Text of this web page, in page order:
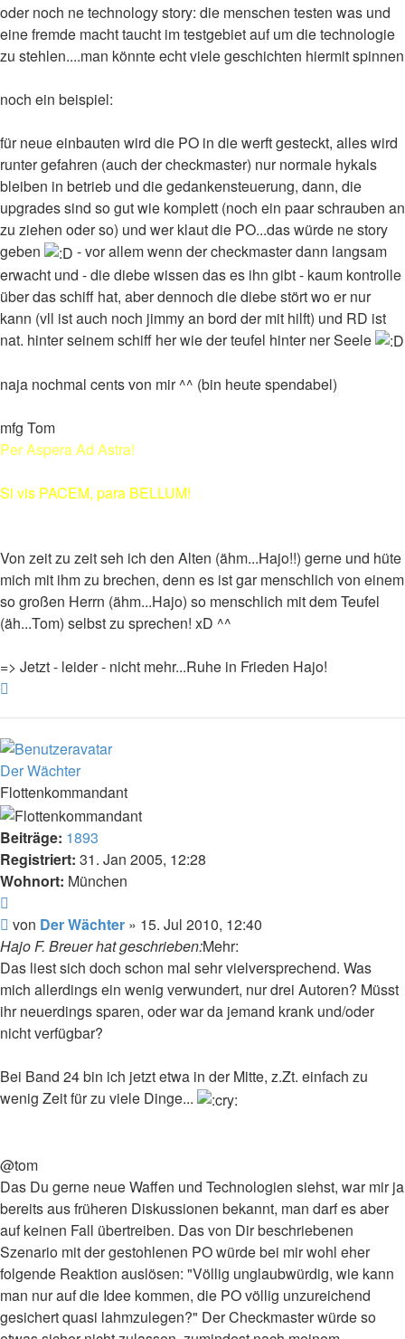
oder noch ne technology story: die menschen testen was und
eine fremde macht taucht im testgebiet auf um die technologie
zu stehlen....man könnte echt viele geschichten hiermit spinnen
noch ein beispiel:
für neue einbauten wird die PO in die werft gesteckt, alles wird
runter gefahren (auch der checkmaster) nur normale hykals
bleiben in betrieb und die gedankensteuerung, dann, die
upgrades sind so gut wie komplett (noch ein paar schrauben an
zu ziehen oder so) und wer klaut die PO...das würde ne story
geben
- vor allem wenn der checkmaster dann langsam
erwacht und - die diebe wissen das es ihn gibt - kaum kontrolle
über das schiff hat, aber dennoch die diebe stört wo er nur
kann (vll ist auch noch jimmy an bord der mit hilft) und RD ist
nat. hinter seinem schiff her wie der teufel hinter ner Seele
naja nochmal cents von mir ^^ (bin heute spendabel)
mfg Tom
Per Aspera Ad Astra!
Si vis PACEM, para BELLUM!
Von zeit zu zeit seh ich den Alten (ähm...Hajo!!) gerne und hüte
mich mit ihm zu brechen, denn es ist gar menschlich von einem
so großen Herrn (ähm...Hajo) so menschlich mit dem Teufel
(äh...Tom) selbst zu sprechen! xD ^^
=> Jetzt - leider - nicht mehr...Ruhe in Frieden Hajo!
Der Wächter
Flottenkommandant
Beiträge: 1893
Registriert: 31. Jan 2005, 12:28
Wohnort: München
Beitrag
von Der Wächter » 15. Jul 2010, 12:40
Hajo F. Breuer hat geschrieben:Mehr:
Das liest sich doch schon mal sehr vielversprechend. Was
mich allerdings ein wenig verwundert, nur drei Autoren? Müsst
ihr neuerdings sparen, oder war da jemand krank und/oder
nicht verfügbar?
Bei Band 24 bin ich jetzt etwa in der Mitte, z.Zt. einfach zu
wenig Zeit für zu viele Dinge...
@tom
Das Du gerne neue Waffen und Technologien siehst, war mir ja
bereits aus früheren Diskussionen bekannt, man darf es aber
auf keinen Fall übertreiben. Das von Dir beschriebenen
Szenario mit der gestohlenen PO würde bei mir wohl eher
folgende Reaktion auslösen: "Völlig unglaubwürdig, wie kann
man nur auf die Idee kommen, die PO völlig unzureichend
gesichert quasi lahmzulegen?" Der Checkmaster würde so